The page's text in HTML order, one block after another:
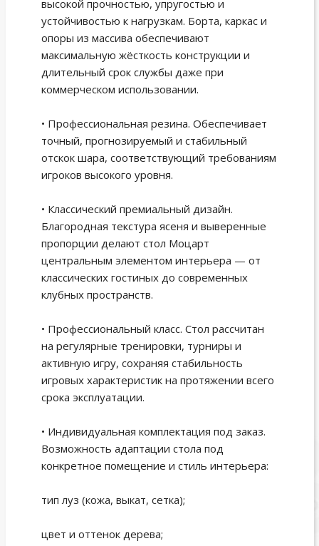
высокой прочностью, упругостью и
устойчивостью к нагрузкам. Борта, каркас и
опоры из массива обеспечивают
максимальную жёсткость конструкции и
длительный срок службы даже при
коммерческом использовании.
• Профессиональная резина. Обеспечивает
точный, прогнозируемый и стабильный
отскок шара, соответствующий требованиям
игроков высокого уровня.
• Классический премиальный дизайн.
Благородная текстура ясеня и выверенные
пропорции делают стол Моцарт
центральным элементом интерьера — от
классических гостиных до современных
клубных пространств.
• Профессиональный класс. Стол рассчитан
на регулярные тренировки, турниры и
активную игру, сохраняя стабильность
игровых характеристик на протяжении всего
срока эксплуатации.
• Индивидуальная комплектация под заказ.
Возможность адаптации стола под
конкретное помещение и стиль интерьера:
тип луз (кожа, выкат, сетка);
цвет и оттенок дерева;